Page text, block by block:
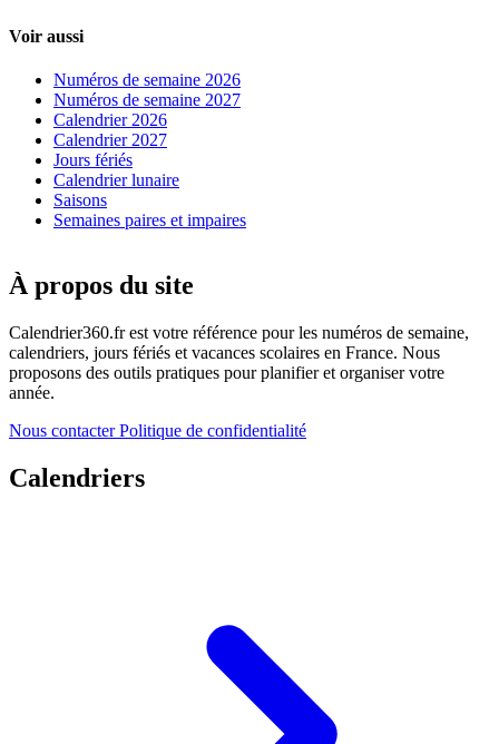
Voir aussi
Numéros de semaine 2026
Numéros de semaine 2027
Calendrier 2026
Calendrier 2027
Jours fériés
Calendrier lunaire
Saisons
Semaines paires et impaires
À propos du site
Calendrier360.fr est votre référence pour les numéros de semaine,
calendriers, jours fériés et vacances scolaires en France. Nous
proposons des outils pratiques pour planifier et organiser votre
année.
Nous contacterPolitique de confidentialité
Calendriers